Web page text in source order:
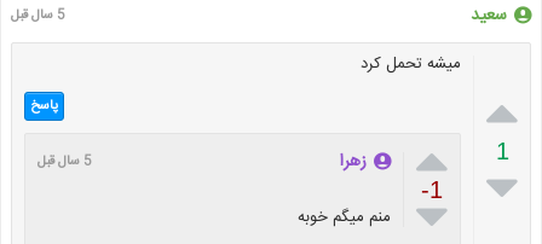
سعید 5 سال قبل

1

میشه تحمل کرد
پاسخ

-1

زهرا 5 سال قبل
منم میگم خوبه